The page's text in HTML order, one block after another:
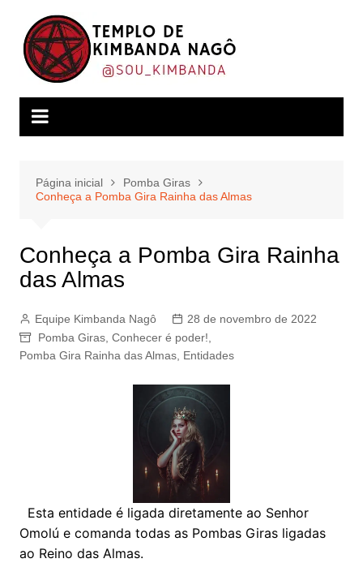
conteúdo
Página inicial
Pomba Giras
Conheça a Pomba Gira Rainha das Almas
Conheça a Pomba Gira Rainha
das Almas
Equipe Kimbanda Nagô
28 de novembro de 2022
Pomba Giras, Conhecer é poder!
Pomba Gira Rainha das Almas, Entidades
Esta entidade é ligada diretamente ao Senhor
Omolú e comanda todas as Pombas Giras ligadas
ao Reino das Almas.